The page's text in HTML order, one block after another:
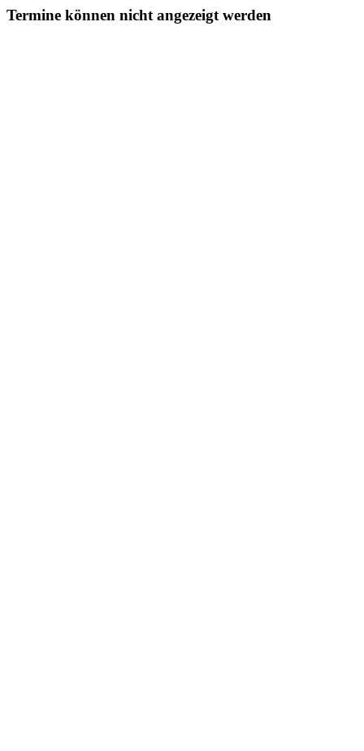
Termine können nicht angezeigt werden